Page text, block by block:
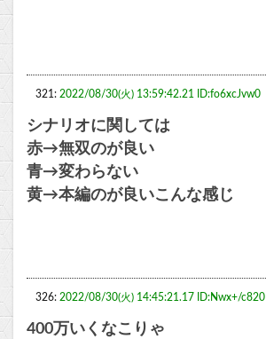
321: 2022/08/30(火) 13:59:42.21 ID:fo6xcJvw0
シナリオに関しては
赤→無双のが良い
青→変わらない
黄→本編のが良いこんな感じ
326: 2022/08/30(火) 14:45:21.17 ID:Nwx+/c820
400万いくなこりゃ